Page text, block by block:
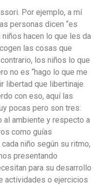
Por ejemplo, a mí
personas dicen “es
hacen lo que les da
las cosas que
los niños lo que
no es “hago lo que me
libertad que libertinaje.
con eso, aquí las
pocas pero son tres:
ambiente y respecto a
como guías
niño según su ritmo,
presentando
para su desarrollo
actividades o ejercicios